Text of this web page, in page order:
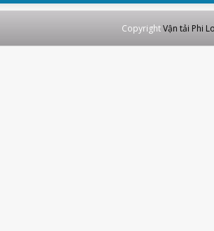
CopyrightVận tải Phi